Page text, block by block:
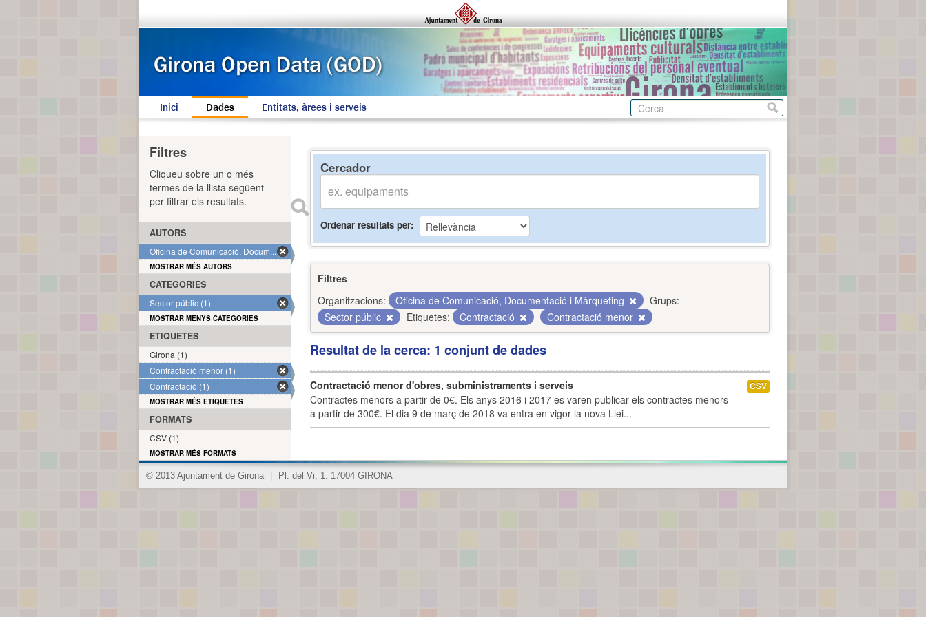
Inici Dades Entitats, àrees i serveis
Cercador
Ordenar resultats per
Filtres
Organitzacions:
Oficina de Comunicació, Documentació i Màrqueting
Grups:
Sector públic
Etiquetes: Contractació Contractació menor
Resultat de la cerca: 1 conjunt de dades
Contractació menor d'obres, subministraments i serveis
Contractes menors a partir de 0€. Els anys 2016 i 2017 es varen publicar els contractes menors
a partir de 300€. El dia 9 de març de 2018 va entra en vigor la nova Llei...
CSV
Filtres
Cliqueu sobre un o més
termes de la llista següent
per filtrar els resultats.
AUTORS
Oficina de Comunicació, Docum... (1)
MOSTRAR MÉS AUTORS
CATEGORIES
Sector públic (1)
MOSTRAR MENYS CATEGORIES
ETIQUETES
Girona (1)
Contractació menor (1)
Contractació (1)
MOSTRAR MÉS ETIQUETES
FORMATS
CSV (1)
MOSTRAR MÉS FORMATS
© 2013 Ajuntament de Girona Pl. del Vi, 1. 17004 GIRONA